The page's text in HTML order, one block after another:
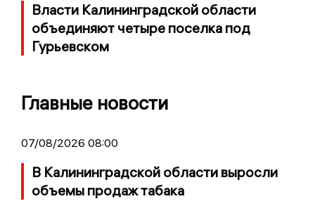
Власти Калининградской области
объединяют четыре поселка под
Гурьевском
Главные новости
07/08/2026 08:00
В Калининградской области выросли
объемы продаж табака